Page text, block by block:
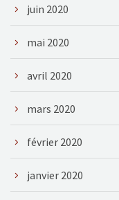
juin 2020
mai 2020
avril 2020
mars 2020
février 2020
janvier 2020